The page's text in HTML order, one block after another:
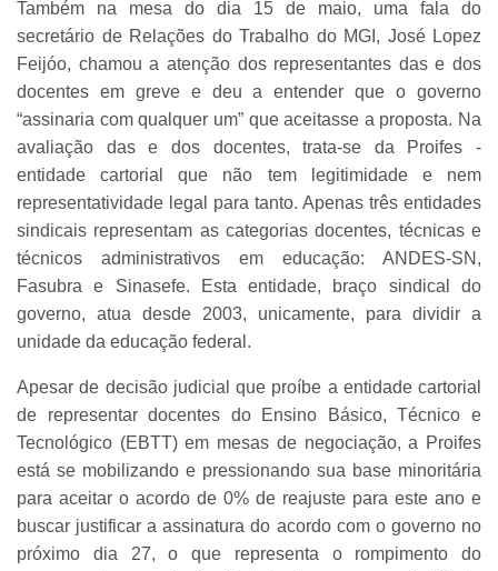
Também na mesa do dia 15 de maio, uma fala do
secretário de Relações do Trabalho do MGI, José Lopez
Feijóo, chamou a atenção dos representantes das e dos
docentes em greve e deu a entender que o governo
“assinaria com qualquer um” que aceitasse a proposta. Na
avaliação das e dos docentes, trata-se da Proifes -
entidade cartorial que não tem legitimidade e nem
representatividade legal para tanto. Apenas três entidades
sindicais representam as categorias docentes, técnicas e
técnicos administrativos em educação: ANDES-SN,
Fasubra e Sinasefe. Esta entidade, braço sindical do
governo, atua desde 2003, unicamente, para dividir a
unidade da educação federal.
Apesar de decisão judicial que proíbe a entidade cartorial
de representar docentes do Ensino Básico, Técnico e
Tecnológico (EBTT) em mesas de negociação, a Proifes
está se mobilizando e pressionando sua base minoritária
para aceitar o acordo de 0% de reajuste para este ano e
buscar justificar a assinatura do acordo com o governo no
próximo dia 27, o que representa o rompimento do